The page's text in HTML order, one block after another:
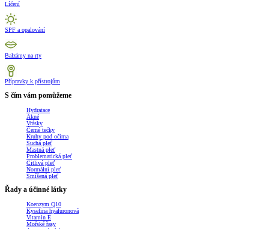
Líčení
SPF a opalování
Balzámy na rty
Přípravky k přístrojům
S čím vám pomůžeme
Hydratace
Akné
Vrásky
Černé tečky
Kruhy pod očima
Suchá pleť
Mastná pleť
Problematická pleť
Citlivá pleť
Normální pleť
Smíšená pleť
Řady a účinné látky
Koenzym Q10
Kyselina hyaluronová
Vitamin E
Mořské řasy